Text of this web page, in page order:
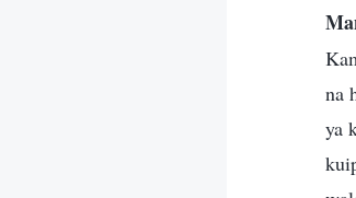
na
ya